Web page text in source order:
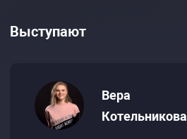
Выступают
Вера
Котельникова